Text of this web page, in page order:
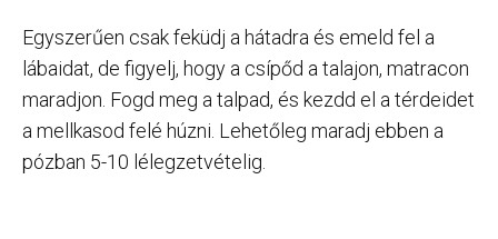
Egyszerűen csak feküdj a hátadra és emeld fel a
lábaidat, de figyelj, hogy a csípőd a talajon, matracon
maradjon. Fogd meg a talpad, és kezdd el a térdeidet
a mellkasod felé húzni. Lehetőleg maradj ebben a
pózban 5-10 lélegzetvételig.